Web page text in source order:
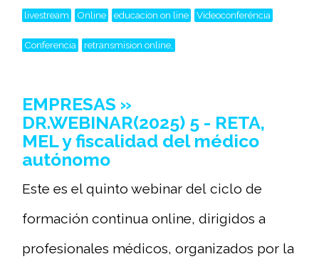
livestream Online educacion on line Videoconferéncia
Conferencia retransmision online,
EMPRESAS »
DR.WEBINAR(2025) 5 - RETA,
MEL y fiscalidad del médico
autónomo
Este es el quinto webinar del ciclo de
formación continua online, dirigidos a
profesionales médicos, organizados por la